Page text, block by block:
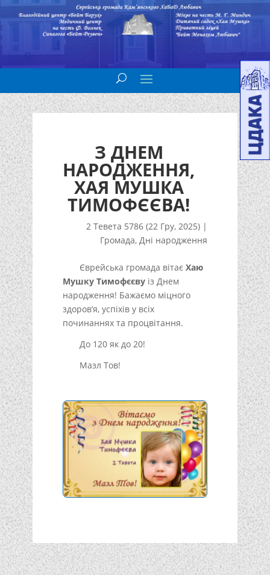
З ДНЕМ
НАРОДЖЕННЯ,
ХАЯ МУШКА
ТИМОФЄЄВА!
2 Тевета 5786 (22 Гру, 2025) |
Громада,Дні народження
Єврейська громада вітає Хаю
Мушку Тимофєєвуіз Днем
народження! Бажаємо міцного
здоров’я, успіхів у всіх
починаннях та процвітання.
До 120 як до 20!
Мазл Тов!
Подписывайтесь!